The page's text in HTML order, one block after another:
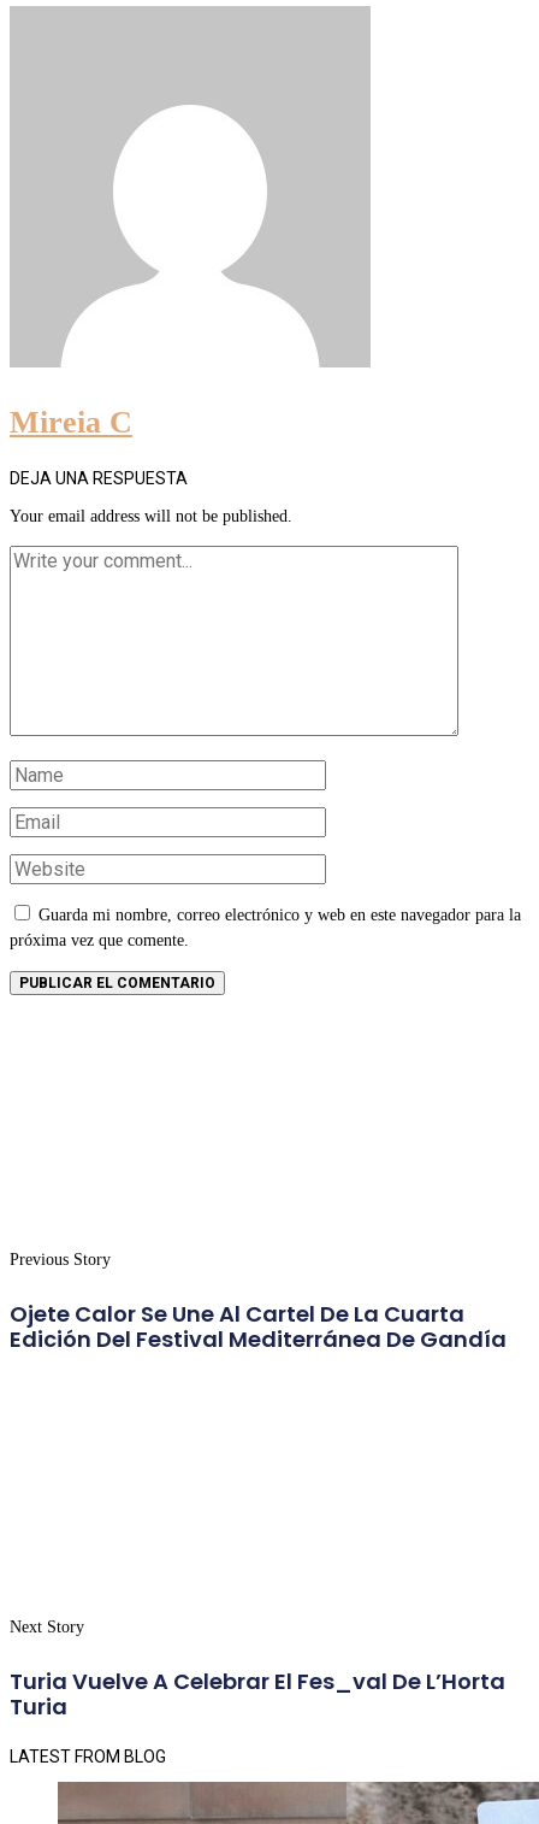
Mireia C
DEJA UNA RESPUESTA
Your email address will not be published.
Guarda mi nombre, correo electrónico y web en este navegador para la
próxima vez que comente.
Previous Story
Ojete Calor Se Une Al Cartel De La Cuarta
Edición Del Festival Mediterránea De Gandía
Next Story
Turia Vuelve A Celebrar El Fes_val De L’Horta
Turia
LATEST FROM BLOG